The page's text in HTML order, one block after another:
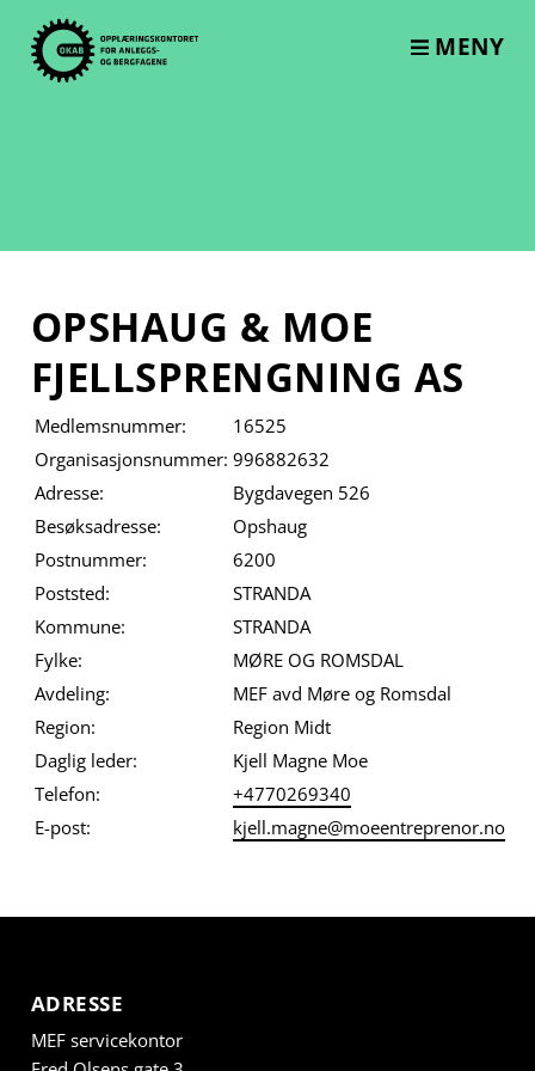
content
MENY
OPSHAUG & MOE
FJELLSPRENGNING AS
Medlemsnummer:
16525
Organisasjonsnummer: 996882632
Adresse:
Bygdavegen 526
Besøksadresse:
Opshaug
Postnummer:
6200
Poststed:
STRANDA
Kommune:
STRANDA
Fylke:
MØRE OG ROMSDAL
Avdeling:
MEF avd Møre og Romsdal
Region:
Region Midt
Daglig leder:
Kjell Magne Moe
Telefon:
+4770269340
E-post:
kjell.magne@moeentreprenor.no
ADRESSE
MEF servicekontor